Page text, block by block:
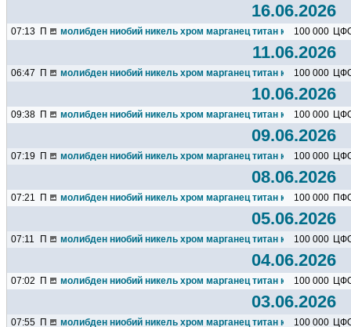
16.06.2026
07:13 П молибден ниобий никель хром марганец титан кремний чугун
100 000
11.06.2026
06:47 П молибден ниобий никель хром марганец титан кремний чугун
100 000
10.06.2026
09:38 П молибден ниобий никель хром марганец титан кремний чугун
100 000
09.06.2026
07:19 П молибден ниобий никель хром марганец титан кремний чугун
100 000
08.06.2026
07:21 П молибден ниобий никель хром марганец титан кремний чугун
100 000
05.06.2026
07:11 П молибден ниобий никель хром марганец титан кремний чугун
100 000
04.06.2026
07:02 П молибден ниобий никель хром марганец титан кремний чугун
100 000
03.06.2026
07:55 П молибден ниобий никель хром марганец титан кремний чугун
100 000